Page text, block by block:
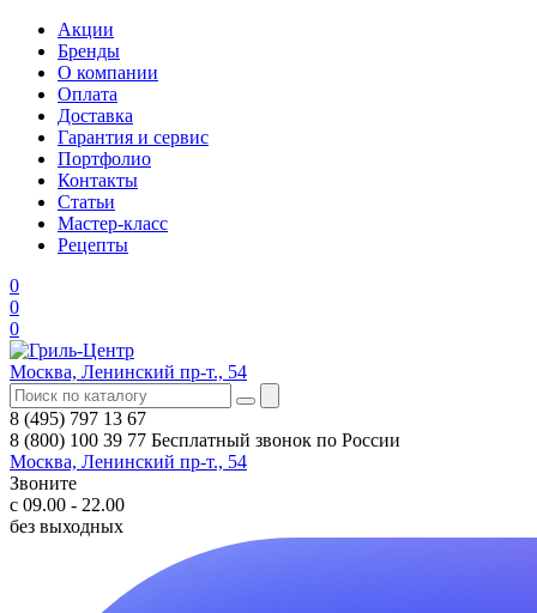
Акции
Бренды
О компании
Оплата
Доставка
Гарантия и сервис
Портфолио
Контакты
Статьи
Мастер-класс
Рецепты
0
0
0
Москва, Ленинский пр-т., 54
8 (495) 797 13 67
8 (800) 100 39 77 Бесплатный звонок по России
Москва, Ленинский пр-т., 54
Звоните
с 09.00 - 22.00
без выходных